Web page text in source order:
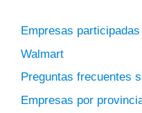
Empresas
Walmart
Preguntas frecuentes
Empresas por